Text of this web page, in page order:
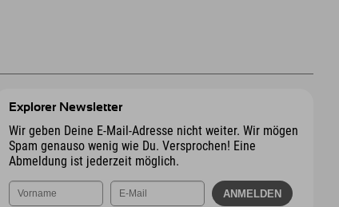
Explorer Newsletter
Wir geben Deine E-Mail-Adresse nicht weiter. Wir mögen
Spam genauso wenig wie Du. Versprochen! Eine
Abmeldung ist jederzeit möglich.